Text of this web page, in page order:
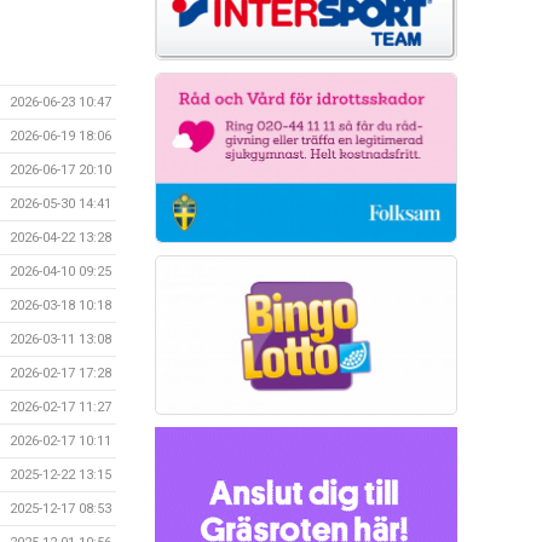
2026-06-23 10:47
2026-06-19 18:06
2026-06-17 20:10
2026-05-30 14:41
2026-04-22 13:28
2026-04-10 09:25
2026-03-18 10:18
2026-03-11 13:08
2026-02-17 17:28
2026-02-17 11:27
2026-02-17 10:11
2025-12-22 13:15
2025-12-17 08:53